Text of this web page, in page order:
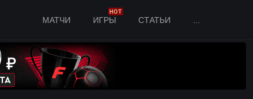
МАТЧИ ИГРЫ
HOT
СТАТЬИ